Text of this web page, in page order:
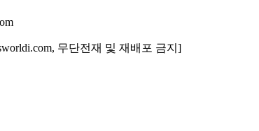
무단전재 및 재배포 금지]